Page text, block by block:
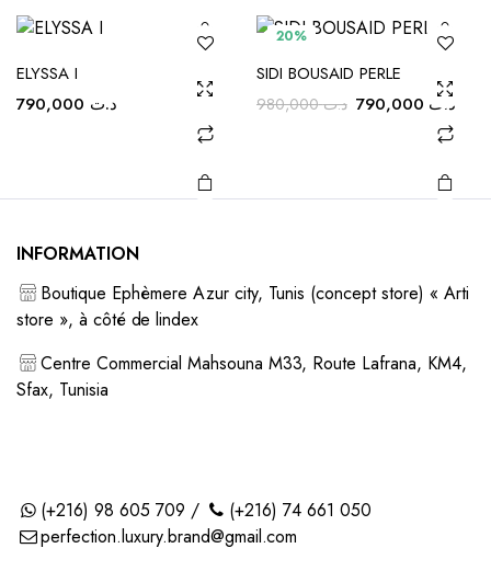
produit
options
peuvent
choisies
page du
produit
ELYSSA I
د.ت
20%
options
peuvent
être
choisies
page du
produit
SIDI BOUSAID PERLE
د.ت980,000
Le
د.ت 980,000.
د.ت
INFORMATION
Boutique Ephèmere Azur city, Tunis (concept store) « Arti
store », à côté de lindex
Centre Commercial Mahsouna M33, Route Lafrana, KM4,
Sfax, Tunisia
(+216) 98 605 709 /
(+216) 74 661 050
perfection.luxury.brand@gmail.com